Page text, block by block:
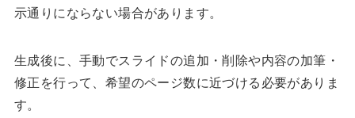
示通りにならない場合があります。
生成後に、手動でスライドの追加・削除や内容の加筆・
修正を行って、希望のページ数に近づける必要がありま
す。